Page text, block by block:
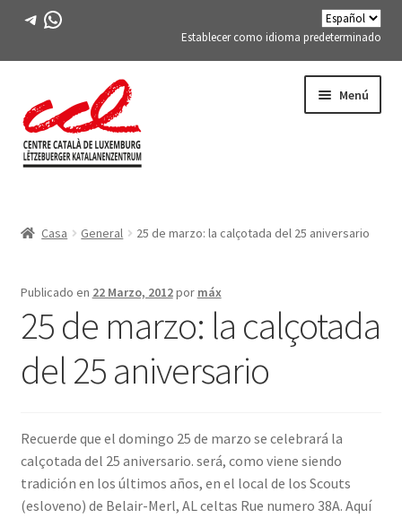
Telegrama
WhatsApp
Establecer como idioma predeterminado
la
navegación
al
contenido
Menú
menu
ACTIVIDADES
Expand
CURSOS
MIEMBROS DE FES-TE
LIBRO
INICIAR SESIÓN
Casa General 25 de marzo: la calçotada del 25 aniversario
Publicado en 22 Marzo, 2012por máx
25 de marzo: la calçotada
del 25 aniversario
Recuerde que el domingo 25 de marzo se celebrará la
calçotada del 25 aniversario. será, como viene siendo
tradición en los últimos años, en el local de los Scouts
(esloveno) de Belair-Merl, AL celtas Rue numero 38A. Aquí